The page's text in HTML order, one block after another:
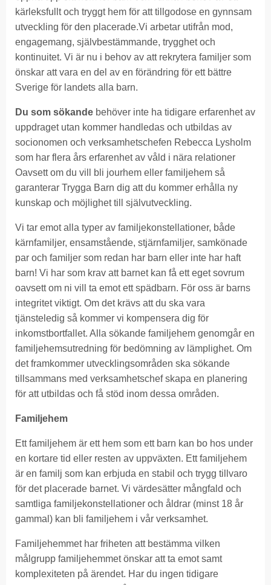
kärleksfullt och tryggt hem för att tillgodose en gynnsam
utveckling för den placerade.Vi arbetar utifrån mod,
engagemang, självbestämmande, trygghet och
kontinuitet. Vi är nu i behov av att rekrytera familjer som
önskar att vara en del av en förändring för ett bättre
Sverige för landets alla barn.
Du som sökande behöver inte ha tidigare erfarenhet av
uppdraget utan kommer handledas och utbildas av
socionomen och verksamhetschefen Rebecca Lysholm
som har flera års erfarenhet av våld i nära relationer
Oavsett om du vill bli jourhem eller familjehem så
garanterar Trygga Barn dig att du kommer erhålla ny
kunskap och möjlighet till självutveckling.
Vi tar emot alla typer av familjekonstellationer, både
kärnfamiljer, ensamstående, stjärnfamiljer, samkönade
par och familjer som redan har barn eller inte har haft
barn! Vi har som krav att barnet kan få ett eget sovrum
oavsett om ni vill ta emot ett spädbarn. För oss är barns
integritet viktigt. Om det krävs att du ska vara
tjänsteledig så kommer vi kompensera dig för
inkomstbortfallet. Alla sökande familjehem genomgår en
familjehemsutredning för bedömning av lämplighet. Om
det framkommer utvecklingsområden ska sökande
tillsammans med verksamhetschef skapa en planering
för att utbildas och få stöd inom dessa områden.
Familjehem
Ett familjehem är ett hem som ett barn kan bo hos under
en kortare tid eller resten av uppväxten. Ett familjehem
är en familj som kan erbjuda en stabil och trygg tillvaro
för det placerade barnet. Vi värdesätter mångfald och
samtliga familjekonstellationer och åldrar (minst 18 år
gammal) kan bli familjehem i vår verksamhet.
Familjehemmet har friheten att bestämma vilken
målgrupp familjehemmet önskar att ta emot samt
komplexiteten på ärendet. Har du ingen tidigare